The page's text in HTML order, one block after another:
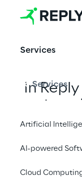
Services
Services
Artificial
AI-powered
Cloud
In
tua
creativo